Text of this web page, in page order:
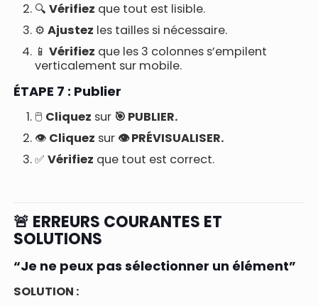
🔍Vérifiez que tout est lisible.
⚙️Ajustez les tailles si nécessaire.
📱Vérifiez que les 3 colonnes s’empilent
verticalement sur mobile.
ÉTAPE 7 : Publier
🖱️ Cliquez sur 🎯 PUBLIER.
👁️ Cliquez sur 👁️ PRÉVISUALISER.
✅Vérifiez que tout est correct.
🚨 ERREURS COURANTES ET
SOLUTIONS
“Je ne peux pas sélectionner un élément”
SOLUTION :